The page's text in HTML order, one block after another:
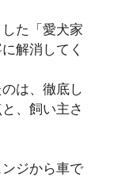
た「愛犬家
解消してく
は、徹底し
、飼い主さ
ジから車で